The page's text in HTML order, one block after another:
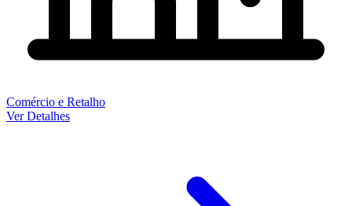
Comércio e Retalho
Ver Detalhes